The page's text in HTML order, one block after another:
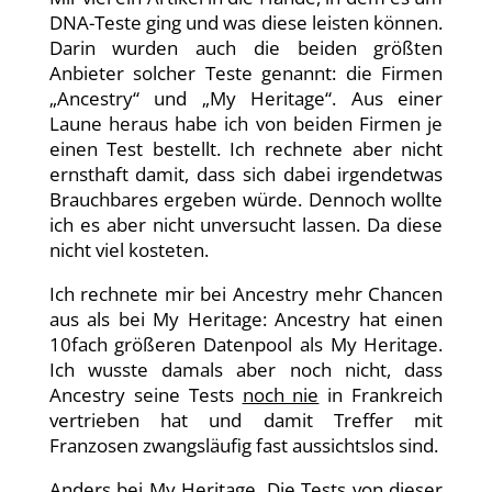
DNA-Teste ging und was diese leisten können.
Darin wurden auch die beiden größten
Anbieter solcher Teste genannt: die Firmen
„Ancestry“ und „My Heritage“. Aus einer
Laune heraus habe ich von beiden Firmen je
einen Test bestellt. Ich rechnete aber nicht
ernsthaft damit, dass sich dabei irgendetwas
Brauchbares ergeben würde. Dennoch wollte
ich es aber nicht unversucht lassen. Da diese
nicht viel kosteten.
Ich rechnete mir bei Ancestry mehr Chancen
aus als bei My Heritage: Ancestry hat einen
10fach größeren Datenpool als My Heritage.
Ich wusste damals aber noch nicht, dass
Ancestry seine Tests noch nie in Frankreich
vertrieben hat und damit Treffer mit
Franzosen zwangsläufig fast aussichtslos sind.